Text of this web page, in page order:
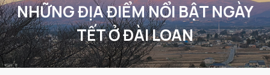
NHỮNG ĐỊA ĐIỂM NỔI BẬT NGÀY
TẾT Ở ĐÀI LOAN